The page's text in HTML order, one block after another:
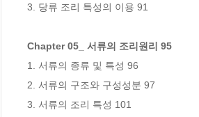
3. 당류 조리 특성의 이용 91
Chapter 05_ 서류의 조리원리 95
1. 서류의 종류 및 특성 96
2. 서류의 구조와 구성성분 97
3. 서류의 조리 특성 101